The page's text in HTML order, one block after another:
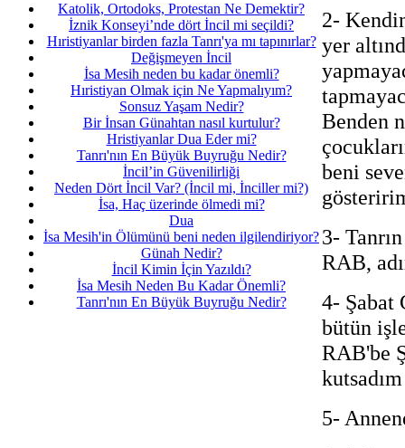
Katolik, Ortodoks, Protestan Ne Demektir?
İznik Konseyi’nde dört İncil mi seçildi?
Hıristiyanlar birden fazla Tanrı'ya mı tapınırlar?
Değişmeyen İncil
İsa Mesih neden bu kadar önemli?
Hıristiyan Olmak için Ne Yapmalıyım?
Sonsuz Yaşam Nedir?
Bir İnsan Günahtan nasıl kurtulur?
Hristiyanlar Dua Eder mi?
Tanrı'nın En Büyük Buyruğu Nedir?
İncil’in Güvenilirliği
Neden Dört İncil Var? (İncil mi, İnciller mi?)
İsa, Haç üzerinde ölmedi mi?
Dua
İsa Mesih'in Ölümünü beni neden ilgilendiriyor?
Günah Nedir?
İncil Kimin İçin Yazıldı?
İsa Mesih Neden Bu Kadar Önemli?
Tanrı'nın En Büyük Buyruğu Nedir?
2-
yer
Benden
beni
3-
RAB,
4- Şabat
bütün
RAB'be
5-